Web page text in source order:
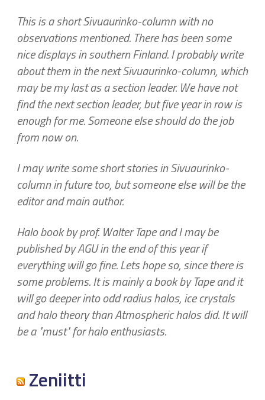
This is a short Sivuaurinko-column with no
observations mentioned. There has been some
nice displays in southern Finland. I probably write
about them in the next Sivuaurinko-column, which
may be my last as a section leader. We have not
find the next section leader, but five year in row is
enough for me. Someone else should do the job
from now on.
I may write some short stories in Sivuaurinko-
column in future too, but someone else will be the
editor and main author.
Halo book by prof. Walter Tape and I may be
published by AGU in the end of this year if
everything will go fine. Lets hope so, since there is
some problems. It is mainly a book by Tape and it
will go deeper into odd radius halos, ice crystals
and halo theory than Atmospheric halos did. It will
be a "must" for halo enthusiasts.
Zeniitti